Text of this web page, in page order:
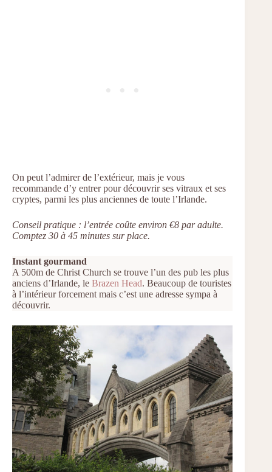
On peut l’admirer de l’extérieur, mais je vous
recommande d’y entrer pour découvrir ses vitraux et ses
cryptes, parmi les plus anciennes de toute l’Irlande.
Conseil pratique : l’entrée coûte environ €8 par adulte.
Comptez 30 à 45 minutes sur place.
Instant gourmand
A 500m de Christ Church se trouve l’un des pub les plus
anciens d’Irlande, le Brazen Head. Beaucoup de touristes
à l’intérieur forcement mais c’est une adresse sympa à
découvrir.